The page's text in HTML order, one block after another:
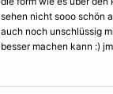
sehen nicht sooo schön
auch noch unschlüssig
besser machen kann :)